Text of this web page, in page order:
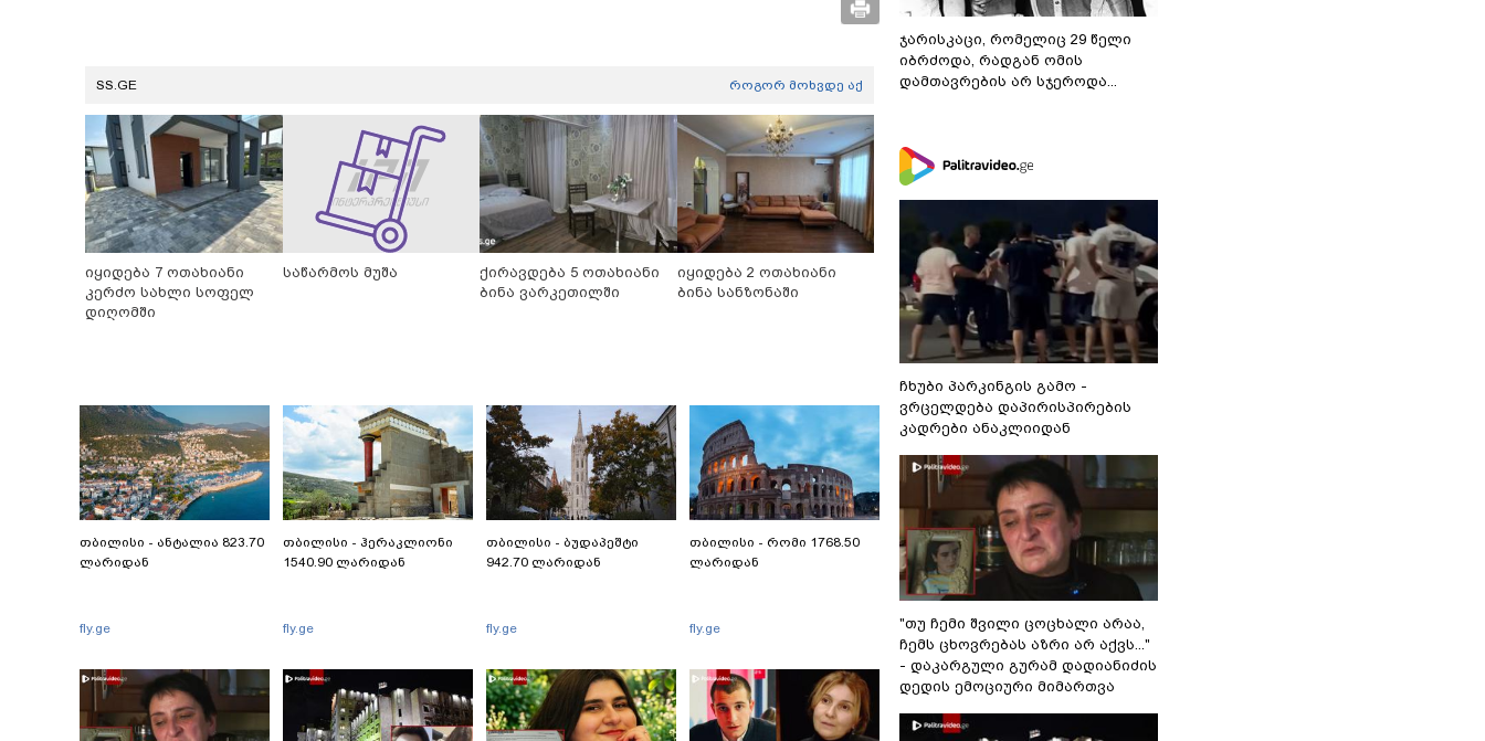
SS.GE როგორ მოხვდე აქ
იყიდება 7 ოთახიანი
კერძო სახლი სოფელ
დიღომში
საწარმოს მუშა
ქირავდება 5 ოთახიანი
ბინა ვარკეთილში
იყიდება 2 ოთახიანი
ბინა სანზონაში
თბილისი - ანტალია 823.70
ლარიდან
fly.ge
თბილისი - ჰერაკლიონი
1540.90 ლარიდან
fly.ge
თბილისი - ბუდაპეშტი
942.70 ლარიდან
fly.ge
თბილისი - რომი 1768.50
ლარიდან
fly.ge
ჯარისკაცი, რომელიც 29 წელი
იბრძოდა, რადგან ომის
დამთავრების არ სჯეროდა...
ჩხუბი პარკინგის გამო -
ვრცელდება დაპირისპირების
კადრები ანაკლიიდან
"თუ ჩემი შვილი ცოცხალი არაა,
ჩემს ცხოვრებას აზრი არ აქვს..."
- დაკარგული გურამ დადიანიძის
დედის ემოციური მიმართვა